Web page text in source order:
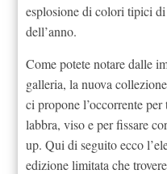
esplosione di colori tipici
dell’anno.
Come potete notare dalle
galleria, la nuova
ci propone l’occorrente
labbra, viso e per fissare
up. Qui di seguito ecco
edizione limitata che